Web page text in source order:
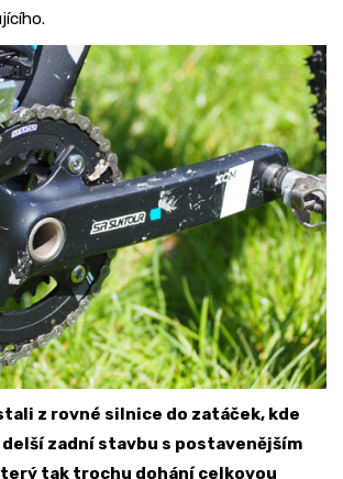
z rovné silnice do zatáček, kde
zadní stavbu s postavenějším
tak trochu dohání celkovou